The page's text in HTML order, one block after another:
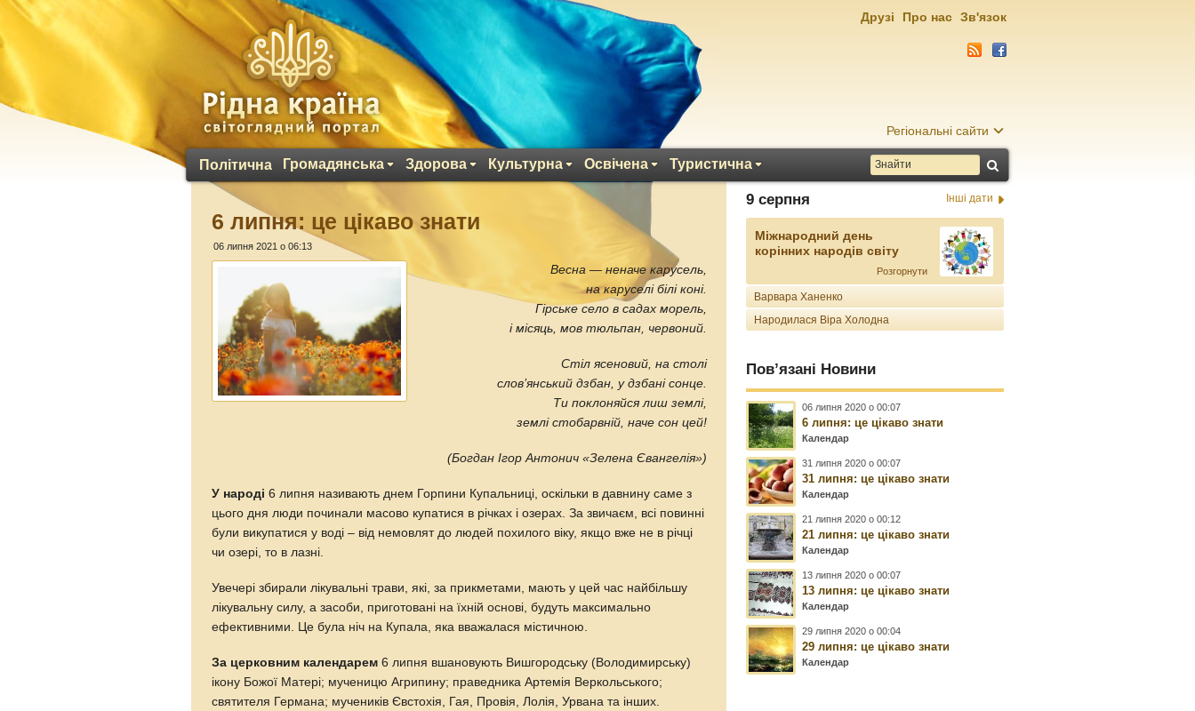
Регіональні сайти
Політична Громадянська Здорова Культурна Освічена Туристична
Друзі Про нас Зв'язок
6 липня: це цікаво знати
06 липня 2021 о 06:13
Весна — неначе карусель,
на каруселі білі коні.
Гірське село в садах морель,
і місяць, мов тюльпан, червоний.
Стіл ясеновий, на столі
слов’янський дзбан, у дзбані сонце.
Ти поклоняйся лиш землі,
землі стобарвній, наче сон цей!
(Богдан Ігор Антонич «Зелена Євангелія»)
У народі 6 липня називають днем Горпини Купальниці, оскільки в давнину саме з
цього дня люди починали масово купатися в річках і озерах. За звичаєм, всі повинні
були викупатися у воді – від немовлят до людей похилого віку, якщо вже не в річці
чи озері, то в лазні.
Увечері збирали лікувальні трави, які, за прикметами, мають у цей час найбільшу
лікувальну силу, а засоби, приготовані на їхній основі, будуть максимально
ефективними. Це була ніч на Купала, яка вважалася містичною.
За церковним календарем 6 липня вшановують Вишгородську (Володимирську)
ікону Божої Матері; мученицю Агрипину; праведника Артемія Веркольського;
святителя Германа; мучеників Євстохія, Гая, Провія, Лолія, Урвана та інших.
9 серпня Інші дати
Міжнародний день
корінних народів світу
Розгорнути
Варвара Ханенко
Народилася Віра Холодна
Пов’язані Новини
06 липня 2020 о 00:07
6 липня: це цікаво знати
Календар
31 липня 2020 о 00:07
31 липня: це цікаво знати
Календар
21 липня 2020 о 00:12
21 липня: це цікаво знати
Календар
13 липня 2020 о 00:07
13 липня: це цікаво знати
Календар
29 липня 2020 о 00:04
29 липня: це цікаво знати
Календар